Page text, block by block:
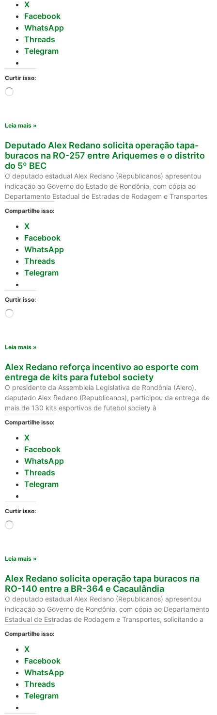
X
Facebook
WhatsApp
Threads
Telegram
Curtir isso:
Leia mais »
Deputado Alex Redano solicita operação tapa-
buracos na RO-257 entre Ariquemes e o distrito
do 5º BEC
O deputado estadual Alex Redano (Republicanos) apresentou
indicação ao Governo do Estado de Rondônia, com cópia ao
Departamento Estadual de Estradas de Rodagem e Transportes
Compartilhe isso:
X
Facebook
WhatsApp
Threads
Telegram
Curtir isso:
Leia mais »
Alex Redano reforça incentivo ao esporte com
entrega de kits para futebol society
O presidente da Assembleia Legislativa de Rondônia (Alero),
deputado Alex Redano (Republicanos), participou da entrega de
mais de 130 kits esportivos de futebol society à
Compartilhe isso:
X
Facebook
WhatsApp
Threads
Telegram
Curtir isso:
Leia mais »
Alex Redano solicita operação tapa buracos na
RO-140 entre a BR-364 e Cacaulândia
O deputado estadual Alex Redano (Republicanos) apresentou
indicação ao Governo de Rondônia, com cópia ao Departamento
Estadual de Estradas de Rodagem e Transportes, solicitando a
Compartilhe isso:
X
Facebook
WhatsApp
Threads
Telegram